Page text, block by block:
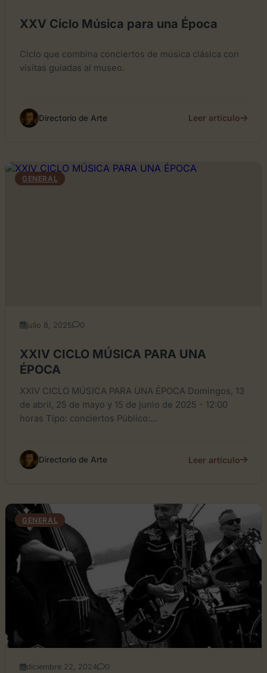
XXV Ciclo Música para una Época
Ciclo que combina conciertos de música clásica con
visitas guiadas al museo.
Directorio de Arte Leer artículo
GENERAL
julio 8, 2025 0
XXIV CICLO MÚSICA PARA UNA
ÉPOCA
XXIV CICLO MÚSICA PARA UNA ÉPOCA Domingos, 13
de abril, 25 de mayo y 15 de junio de 2025 - 12:00
horas Tipo: conciertos Público:...
Directorio de Arte Leer artículo
GENERAL
diciembre 22, 2024 0